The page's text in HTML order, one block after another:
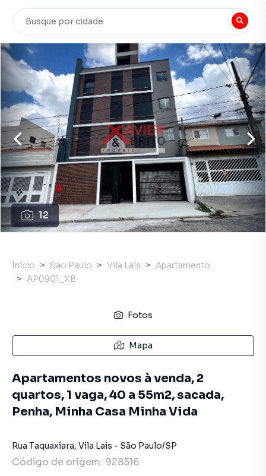
12
Início São Paulo Vila Laís
Apartamento
AP0901_XB
Fotos
Mapa
Apartamentos novos à venda, 2
quartos, 1 vaga, 40 a 55m2, sacada,
Penha, Minha Casa Minha Vida
Rua Taquaxiara, Vila Laís - São Paulo/SP
Código de origem: 928516